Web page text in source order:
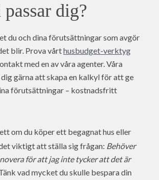
passar dig?
du och dina förutsättningar som avgör
blir. Prova vårthusbudget-verktyg
med en av våra agenter. Våra
gärna att skapa en kalkyl för att ge
förutsättningar – kostnadsfritt
om du köper ett begagnat hus eller
viktigt att ställa sig frågan: Behöver
för att jag inte tycker att det är
vad mycket du skulle bespara din